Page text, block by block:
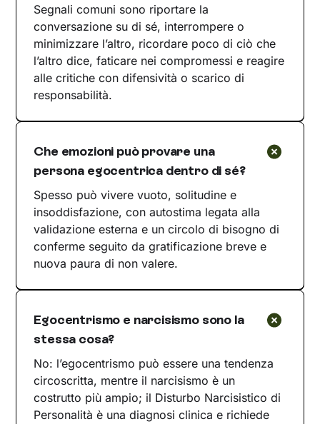
Segnali comuni sono riportare la
conversazione su di sé, interrompere o
minimizzare l’altro, ricordare poco di ciò che
l’altro dice, faticare nei compromessi e reagire
alle critiche con difensività o scarico di
responsabilità.
Che emozioni può provare una
persona egocentrica dentro di sé?
Spesso può vivere vuoto, solitudine e
insoddisfazione, con autostima legata alla
validazione esterna e un circolo di bisogno di
conferme seguito da gratificazione breve e
nuova paura di non valere.
Egocentrismo e narcisismo sono la
stessa cosa?
No: l’egocentrismo può essere una tendenza
circoscritta, mentre il narcisismo è un
costrutto più ampio; il Disturbo Narcisistico di
Personalità è una diagnosi clinica e richiede